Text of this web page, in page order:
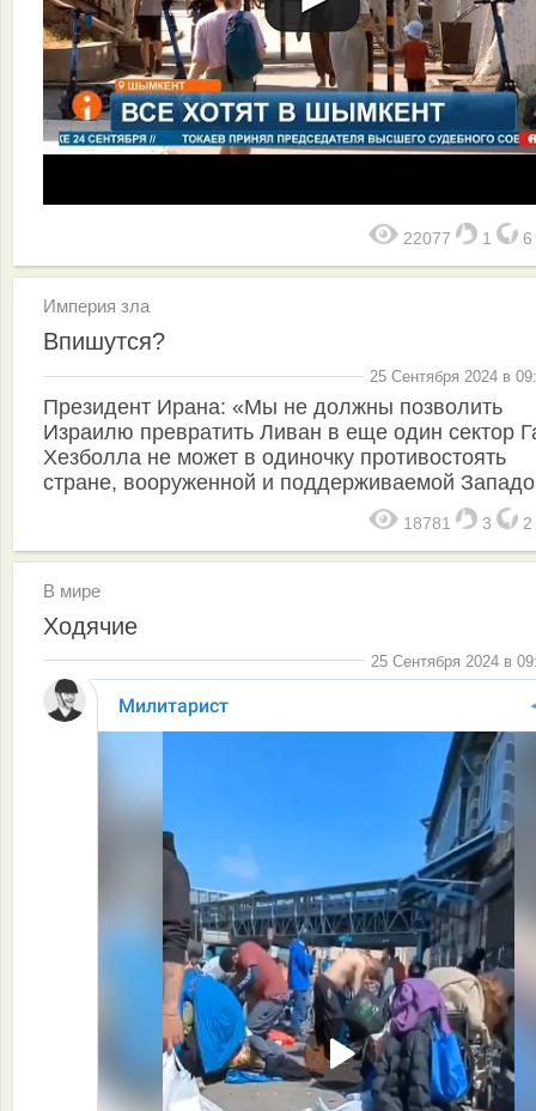
22077 1 6
Империя зла
Впишутся?
25 Сентября 2024 в
Президент Ирана: «Мы не должны позволить
Израилю превратить Ливан в еще один сектор
Хезболла не может в одиночку противостоять
стране, вооруженной и поддерживаемой
18781 3 2
В мире
Ходячие
25 Сентября 2024 в